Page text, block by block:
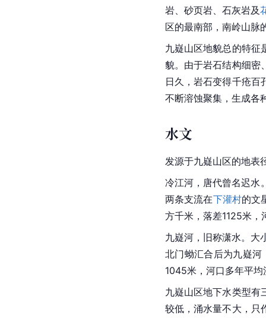
岩、砂页岩、石灰岩及
区的最南部， 南岭山脉
九嶷山区地貌总的特征
貌。由于岩石结构细密
日久，岩石变得千疮百
不断溶蚀聚集，生成各
水文
发源于九嶷山区的地表
冷江河， 唐代曾名迟水
两条支流在下灌村的文
方千米，落差1125米
九嶷河，旧称潇水。大
北门蚴汇合后为九嶷河
1045米，河口多年平
九嶷山区地下水类型有
较低，涌水量不大，只